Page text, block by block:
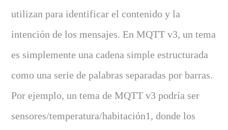
utilizan para identificar el contenido y la
intención de los mensajes. En MQTT v3, un tema
es simplemente una cadena simple estructurada
como una serie de palabras separadas por barras.
Por ejemplo, un tema de MQTT v3 podría ser
sensores/temperatura/habitación1, donde los